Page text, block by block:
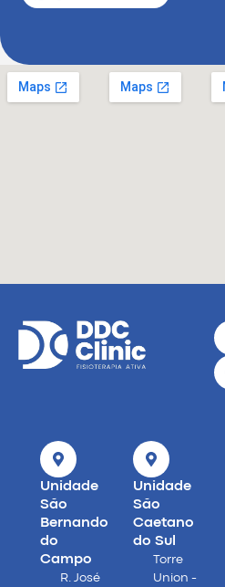
Unidade
São
Bernando
do
Campo
R. José
Unidade
São
Caetano
do Sul
Torre
Union -